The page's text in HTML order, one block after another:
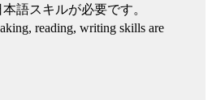
語スキルが必要です。
reading, writing skills are